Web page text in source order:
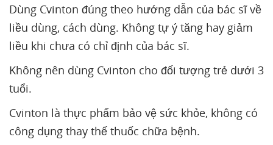
Dùng Cvinton đúng theo hướng dẫn của bác sĩ về
liều dùng, cách dùng. Không tự ý tăng hay giảm
liều khi chưa có chỉ định của bác sĩ.
Không nên dùng Cvinton cho đối tượng trẻ dưới 3
tuổi.
Cvinton là thực phẩm bảo vệ sức khỏe, không có
công dụng thay thế thuốc chữa bệnh.